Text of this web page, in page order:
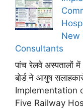
New
Consultants
पांच रेलवे अस्पतालों में
बोर्ड ने आयुष
Implementation
Five Railway